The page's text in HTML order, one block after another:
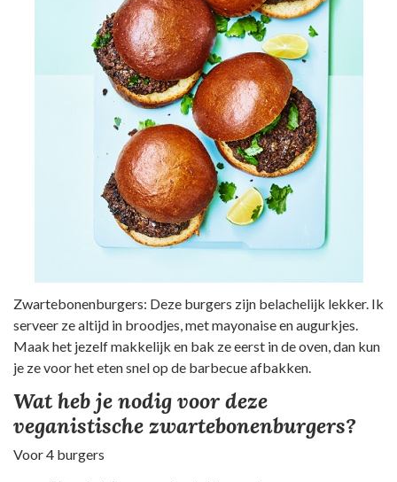
Zwartebonenburgers: Deze burgers zijn belachelijk lekker. Ik
serveer ze altijd in broodjes, met mayonaise en augurkjes.
Maak het jezelf makkelijk en bak ze eerst in de oven, dan kun
je ze voor het eten snel op de barbecue afbakken.
Wat heb je nodig voor deze
veganistische zwartebonenburgers?
Voor 4 burgers